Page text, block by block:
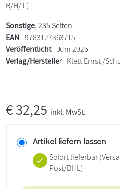
B/H/T )
Sonstige, 235 Seiten
EAN 9783127363715
Veröffentlicht Juni 2026
Verlag/Hersteller Klett Ernst /
€32,25 inkl. MwSt.
Artikel liefern lassen
Sofort lieferbar
Post/DHL)